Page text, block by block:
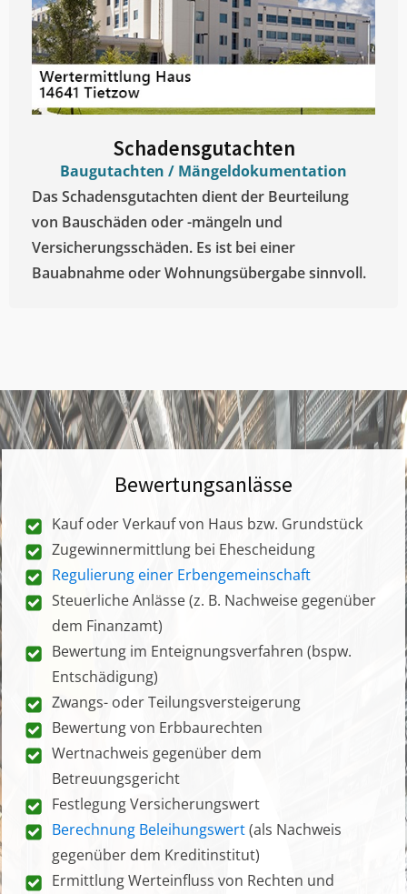
Schadensgutachten
Baugutachten / Mängeldokumentation
Das Schadensgutachten dient der Beurteilung
von Bauschäden oder -mängeln und
Versicherungsschäden. Es ist bei einer
Bauabnahme oder Wohnungsübergabe sinnvoll.
Bewertungsanlässe
Kauf oder Verkauf von Haus bzw. Grundstück
Zugewinnermittlung bei Ehescheidung
Regulierung einer Erbengemeinschaft
Steuerliche Anlässe (z. B. Nachweise gegenüber
dem Finanzamt)
Bewertung im Enteignungsverfahren (bspw.
Entschädigung)
Zwangs- oder Teilungsversteigerung
Bewertung von Erbbaurechten
Wertnachweis gegenüber dem
Betreuungsgericht
Festlegung Versicherungswert
Berechnung Beleihungswert(als Nachweis
gegenüber dem Kreditinstitut)
Ermittlung Werteinfluss von Rechten und